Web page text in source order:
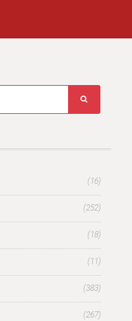
(16)
(252)
(18)
(11)
(383)
(267)